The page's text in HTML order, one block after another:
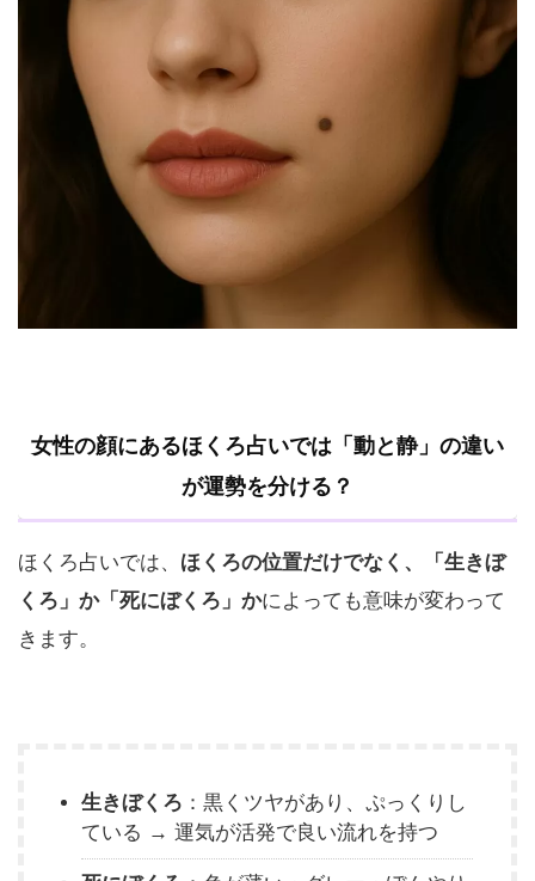
女性の顔にあるほくろ占いでは「動と静」の違い
が運勢を分ける？
ほくろ占いでは、 ほくろの位置だけでなく、「生きぼ
くろ」か「死にぼくろ」かによっても意味が変わって
きます。
生きぼくろ ：黒くツヤがあり、ぷっくりし
ている → 運気が活発で良い流れを持つ